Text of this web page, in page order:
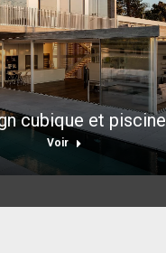
cubique et piscine
Voir